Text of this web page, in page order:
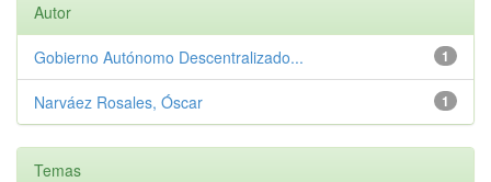
Autor
1
Gobierno Autónomo Descentralizado...
1
Narváez Rosales, Óscar
Temas